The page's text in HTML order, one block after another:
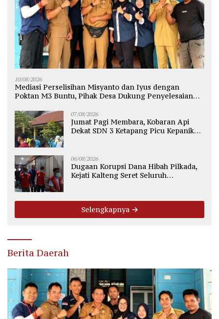
10/08/2026
Mediasi Perselisihan Misyanto dan Iyus dengan
Poktan M3 Buntu, Pihak Desa Dukung Penyelesaian
07/08/2026
Jumat Pagi Membara, Kobaran Api
Dekat SDN 3 Ketapang Picu Kepanikan
06/08/2026
Dugaan Korupsi Dana Hibah Pilkada,
Kejati Kalteng Seret Seluruh
Selengkapnya
Berita Daerah